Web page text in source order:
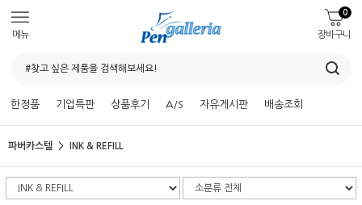
메뉴 장바구니
0
한정품 기업특판 상품후기 A/S 자유게시판 배송조회
파버카스텔 INK & REFILL